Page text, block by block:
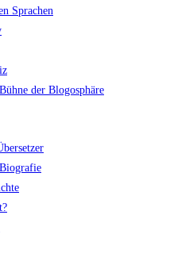
Sprachen
der Blogosphäre